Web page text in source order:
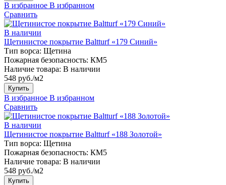
В избранное В избранном
Сравнить
В наличии
Щетинистое покрытие Baltturf «179 Синий»
Тип ворса: Щетина
Пожарная безопасность: КМ5
Наличие товара: В наличии
548 руб./м2
Купить
В избранное В избранном
Сравнить
В наличии
Щетинистое покрытие Baltturf «188 Золотой»
Тип ворса: Щетина
Пожарная безопасность: КМ5
Наличие товара: В наличии
548 руб./м2
Купить